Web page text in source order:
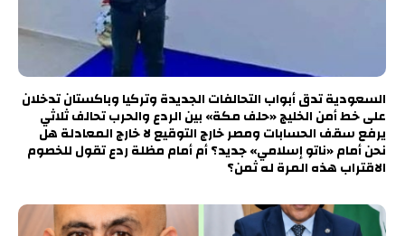
السعودية تدق أبواب التحالفات الجديدة وتركيا وباكستان تدخلان
على خط أمن الخليج «حلف مكة» بين الردع والحرب تحالف ثلاثي
يرفع سقف الحسابات ومصر خارج التوقيع لا خارج المعادلة هل
نحن أمام «ناتو إسلامي» جديد؟ أم أمام مظلة ردع تقول للخصوم
الاقتراب هذه المرة له ثمن؟